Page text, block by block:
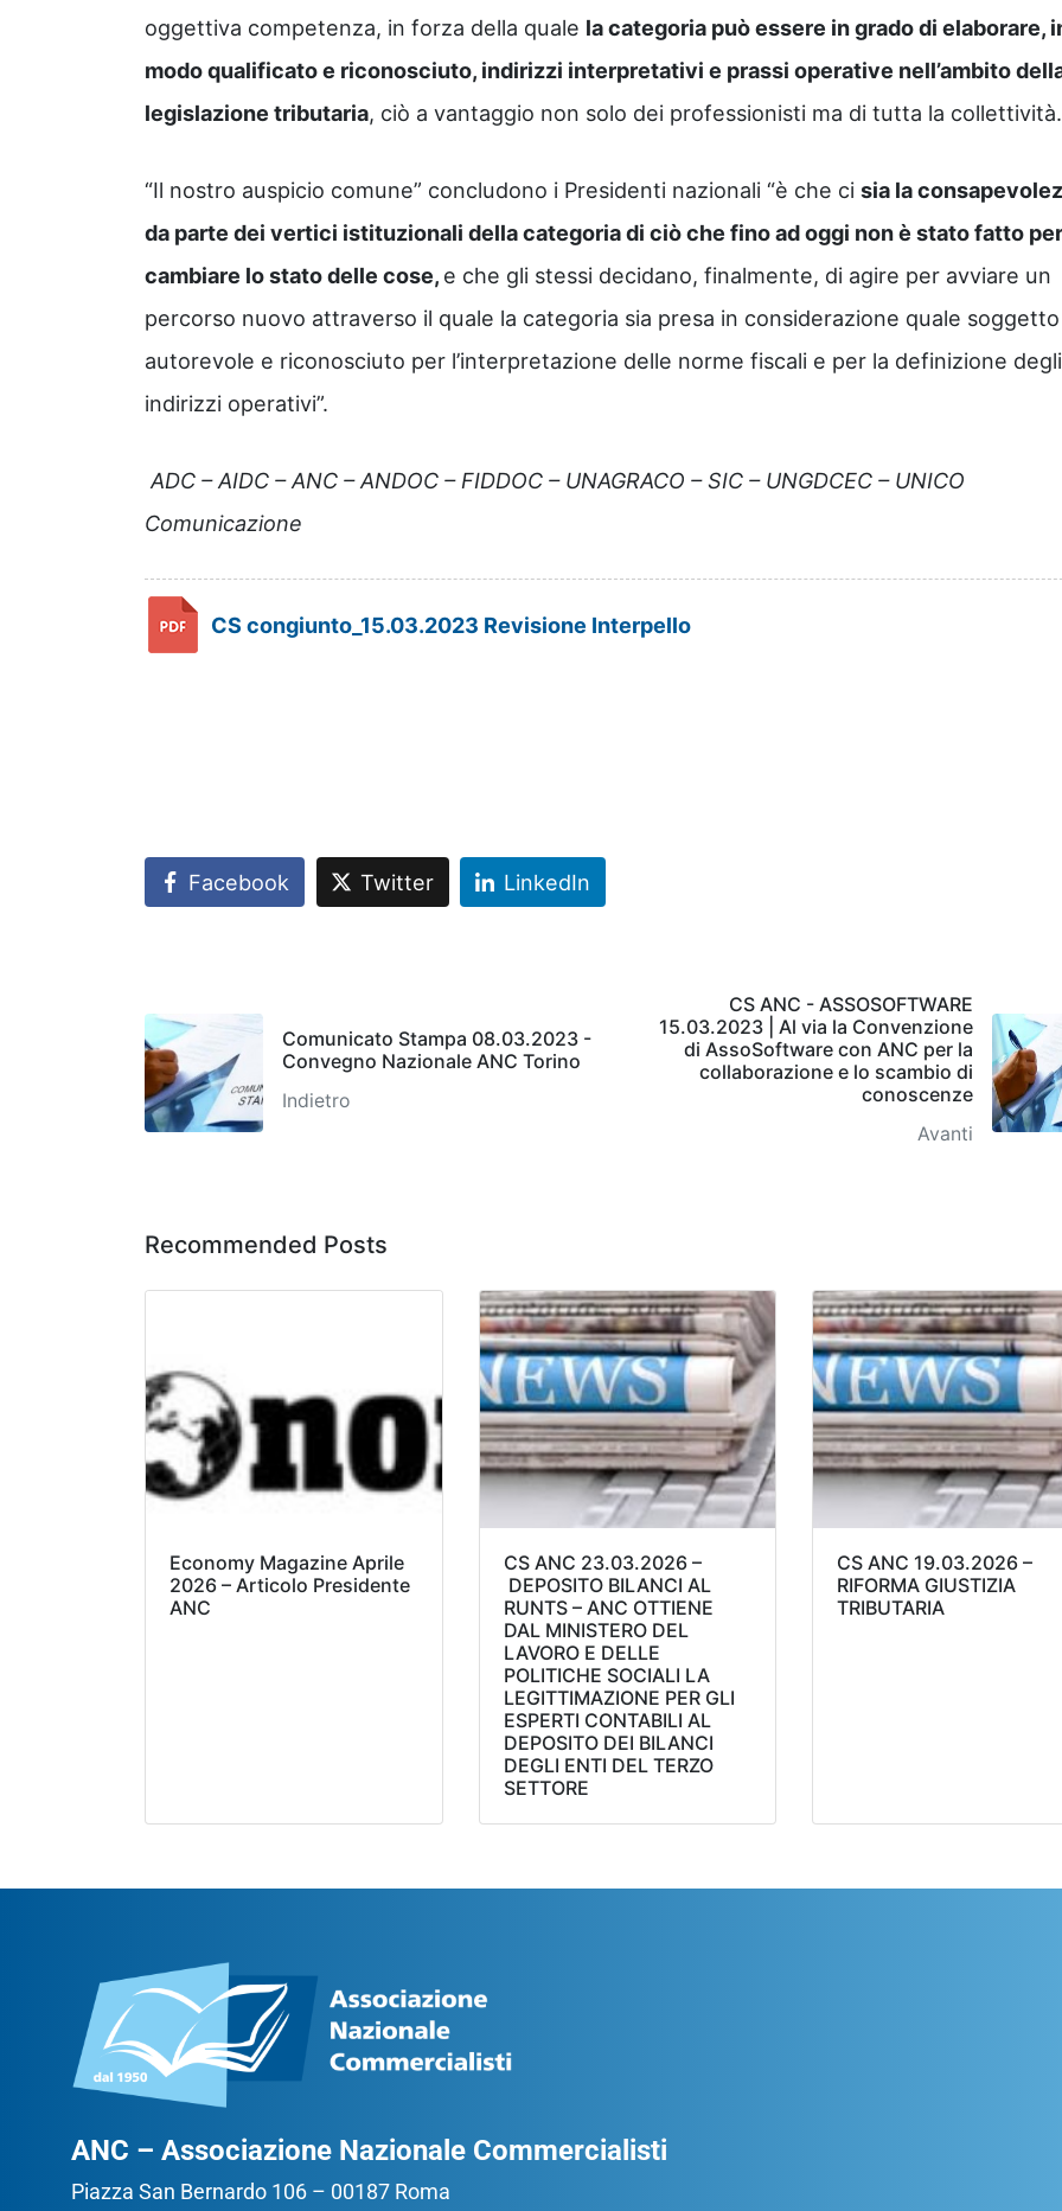
oggettiva competenza, in forza della quale la categoria può essere in grado di elaborare,
modo qualificato e riconosciuto, indirizzi interpretativi e prassi operative nell’ambito
legislazione tributaria, ciò a vantaggio non solo dei professionisti ma di tutta la collettività.
“Il nostro auspicio comune” concludono i Presidenti nazionali “è che ci sia la
da parte dei vertici istituzionali della categoria di ciò che fino ad oggi non è stato fatto per
cambiare lo stato delle cose, e che gli stessi decidano, finalmente, di agire per avviare un
percorso nuovo attraverso il quale la categoria sia presa in considerazione quale soggetto
autorevole e riconosciuto per l’interpretazione delle norme fiscali e per la definizione degli
indirizzi operativi”.
ADC – AIDC – ANC – ANDOC – FIDDOC – UNAGRACO – SIC – UNGDCEC – UNICO
Comunicazione
CS congiunto_15.03.2023 Revisione Interpello
Facebook Twitter LinkedIn
Comunicato Stampa 08.03.2023 -
Convegno Nazionale ANC Torino
Indietro
CS ANC - ASSOSOFTWARE
15.03.2023 | Al via la Convenzione
di AssoSoftware con ANC per la
collaborazione e lo scambio di
conoscenze
Avanti
Recommended Posts
Economy Magazine Aprile
2026 – Articolo Presidente
ANC
CS ANC 23.03.2026 –
DEPOSITO BILANCI AL
RUNTS – ANC OTTIENE
DAL MINISTERO DEL
LAVORO E DELLE
POLITICHE SOCIALI LA
LEGITTIMAZIONE PER GLI
ESPERTI CONTABILI AL
DEPOSITO DEI BILANCI
DEGLI ENTI DEL TERZO
SETTORE
CS ANC 19.03.2026 –
RIFORMA GIUSTIZIA
TRIBUTARIA
ANC – Associazione Nazionale Commercialisti
Piazza San Bernardo 106 – 00187 Roma